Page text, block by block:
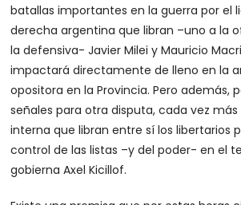
batallas importantes en la guerra por el
derecha argentina que libran –uno a la
la defensiva- Javier Milei y Mauricio
impactará directamente de lleno en la
opositora en la Provincia. Pero además,
señales para otra disputa, cada vez
interna que libran entre sí los libertarios
control de las listas –y del poder- en el
gobierna Axel Kicillof.